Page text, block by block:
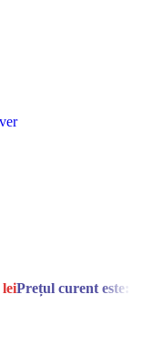
leiPrețul curent este: